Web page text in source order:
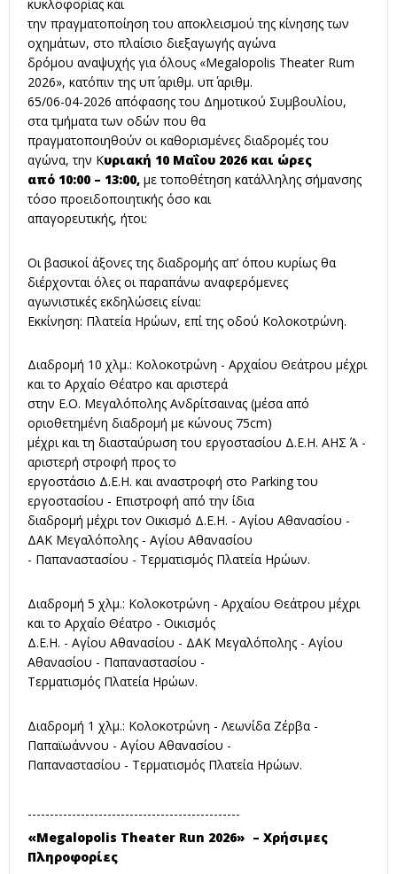
κυκλοφορίας και
την πραγματοποίηση του αποκλεισμού της κίνησης των
οχημάτων, στο πλαίσιο διεξαγωγής αγώνα
δρόμου αναψυχής για όλους «Megalopolis Theater Rum
2026», κατόπιν της υπ΄ αριθμ. υπ΄ αριθμ.
65/06-04-2026 απόφασης του Δημοτικού Συμβουλίου,
στα τμήματα των οδών που θα
πραγματοποιηθούν οι καθορισμένες διαδρομές του
αγώνα, την Κυριακή 10 Μαΐου 2026 και ώρες
από 10:00 – 13:00, με τοποθέτηση κατάλληλης σήμανσης
τόσο προειδοποιητικής όσο και
απαγορευτικής, ήτοι:
Οι βασικοί άξονες της διαδρομής απ’ όπου κυρίως θα
διέρχονται όλες οι παραπάνω αναφερόμενες
αγωνιστικές εκδηλώσεις είναι:
Εκκίνηση: Πλατεία Ηρώων, επί της οδού Κολοκοτρώνη.
Διαδρομή 10 χλμ.: Κολοκοτρώνη - Αρχαίου Θεάτρου μέχρι
και το Αρχαίο Θέατρο και αριστερά
στην Ε.Ο. Μεγαλόπολης Ανδρίτσαινας (μέσα από
οριοθετημένη διαδρομή με κώνους 75cm)
μέχρι και τη διασταύρωση του εργοστασίου Δ.Ε.Η. ΑΗΣ Ά -
αριστερή στροφή προς το
εργοστάσιο Δ.Ε.Η. και αναστροφή στο Parking του
εργοστασίου - Επιστροφή από την ίδια
διαδρομή μέχρι τον Οικισμό Δ.Ε.Η. - Αγίου Αθανασίου -
ΔΑΚ Μεγαλόπολης - Αγίου Αθανασίου
- Παπαναστασίου - Τερματισμός Πλατεία Ηρώων.
Διαδρομή 5 χλμ.: Κολοκοτρώνη - Αρχαίου Θεάτρου μέχρι
και το Αρχαίο Θέατρο - Οικισμός
Δ.Ε.Η. - Αγίου Αθανασίου - ΔΑΚ Μεγαλόπολης - Αγίου
Αθανασίου - Παπαναστασίου -
Τερματισμός Πλατεία Ηρώων.
Διαδρομή 1 χλμ.: Κολοκοτρώνη - Λεωνίδα Ζέρβα -
Παπαϊωάννου - Αγίου Αθανασίου -
Παπαναστασίου - Τερματισμός Πλατεία Ηρώων.
------------------------------------------------
«Megalopolis Theater Run 2026» – Χρήσιμες
Πληροφορίες